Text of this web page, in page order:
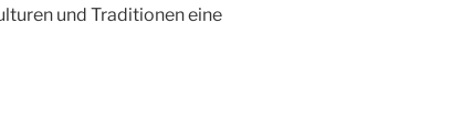
und Traditionen eine